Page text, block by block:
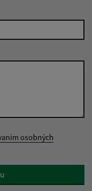
osobných